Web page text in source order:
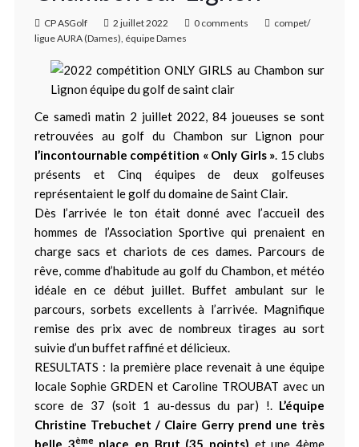
CP ASGolf 2 juillet 2022 0 comments
compet/
ligue AURA (Dames), équipe Dames
Ce samedi matin 2 juillet 2022, 84 joueuses se sont
retrouvées au golf du Chambon sur Lignon pour
l’incontournable compétition « Only Girls ». 15 clubs
présents et Cinq équipes de deux golfeuses
représentaient le golf du domaine de Saint Clair.
Dès l’arrivée le ton était donné avec l’accueil des
hommes de l’Association Sportive qui prenaient en
charge sacs et chariots de ces dames. Parcours de
rêve, comme d’habitude au golf du Chambon, et météo
idéale en ce début juillet. Buffet ambulant sur le
parcours, sorbets excellents à l’arrivée. Magnifique
remise des prix avec de nombreux tirages au sort
suivie d’un buffet raffiné et délicieux.
RESULTATS : la première place revenait à une équipe
locale Sophie GRDEN et Caroline TROUBAT avec un
score de 37 (soit 1 au-dessus du par) !. L’équipe
Christine Trebuchet / Claire Gerry prend une très
belle 3èmeplace en Brut (35 points) et une 4ème